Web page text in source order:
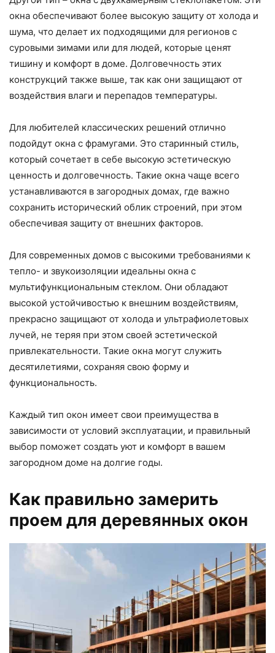
окна обеспечивают более высокую защиту от холода и
шума, что делает их подходящими для регионов с
суровыми зимами или для людей, которые ценят
тишину и комфорт в доме. Долговечность этих
конструкций также выше, так как они защищают от
воздействия влаги и перепадов температуры.
Для любителей классических решений отлично
подойдут окна с фрамугами. Это старинный стиль,
который сочетает в себе высокую эстетическую
ценность и долговечность. Такие окна чаще всего
устанавливаются в загородных домах, где важно
сохранить исторический облик строений, при этом
обеспечивая защиту от внешних факторов.
Для современных домов с высокими требованиями к
тепло- и звукоизоляции идеальны окна с
мультифункциональным стеклом. Они обладают
высокой устойчивостью к внешним воздействиям,
прекрасно защищают от холода и ультрафиолетовых
лучей, не теряя при этом своей эстетической
привлекательности. Такие окна могут служить
десятилетиями, сохраняя свою форму и
функциональность.
Каждый тип окон имеет свои преимущества в
зависимости от условий эксплуатации, и правильный
выбор поможет создать уют и комфорт в вашем
загородном доме на долгие годы.
Как правильно замерить
проем для деревянных окон